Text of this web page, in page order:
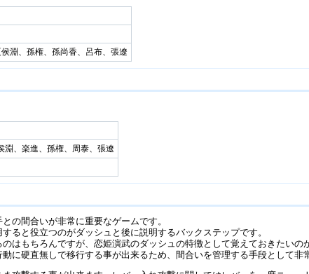
淵、孫権、孫尚香、呂布、張遼
淵、楽進、孫権、周泰、張遼
の間合いが非常に重要なゲームです。
ると役立つのがダッシュと後に説明するバックステップです。
はもちろんですが、恋姫演武のダッシュの特徴として覚えておきたいの
に硬直無しで移行する事が出来るため、間合いを管理する手段として非